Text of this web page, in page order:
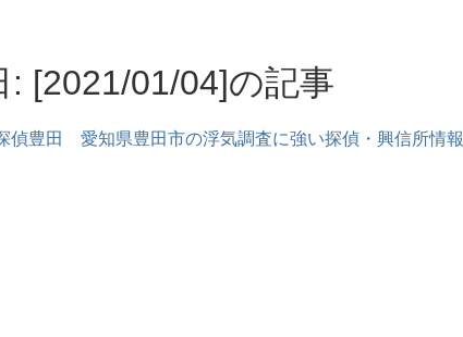
: [2021/01/04]の記事
偵豊田 愛知県豊田市の浮気調査に強い探偵・興信所情報